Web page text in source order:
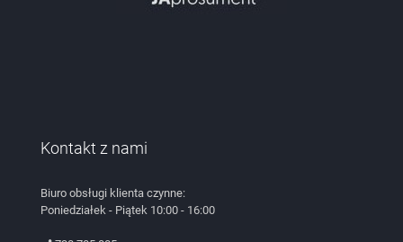
Kontakt z nami
Biuro obsługi klienta czynne:
Poniedziałek - Piątek 10:00 - 16:00